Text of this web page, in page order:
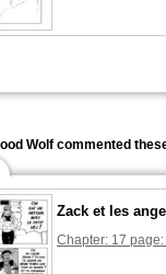
Wolf commented
Zack et les
Chapter: 17